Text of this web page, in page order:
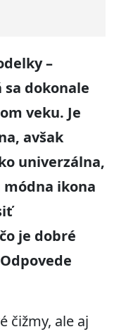
–
dokonale
veku. Je
avšak
univerzálna,
módna ikona
je dobré
čižmy, ale aj